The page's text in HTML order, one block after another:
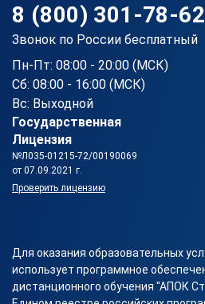
8 (800) 301-78-62
Звонок по России бесплатный
Пн-Пт: 08:00 - 20:00 (МСК)
Сб: 08:00 - 16:00 (МСК)
Вс: Выходной
Государственная
Лицензия
№Л035-01215-72/00190069
от 07.09.2021 г.
Проверить лицензию
Для оказания образовательных
использует программное
дистанционного обучения "АПОК